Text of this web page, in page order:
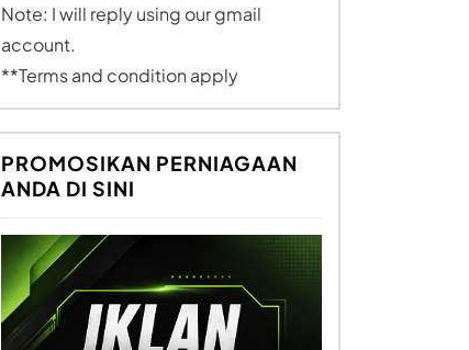
Note: I will reply using our gmail
account.
**Terms and condition apply
PROMOSIKAN PERNIAGAAN
ANDA DI SINI